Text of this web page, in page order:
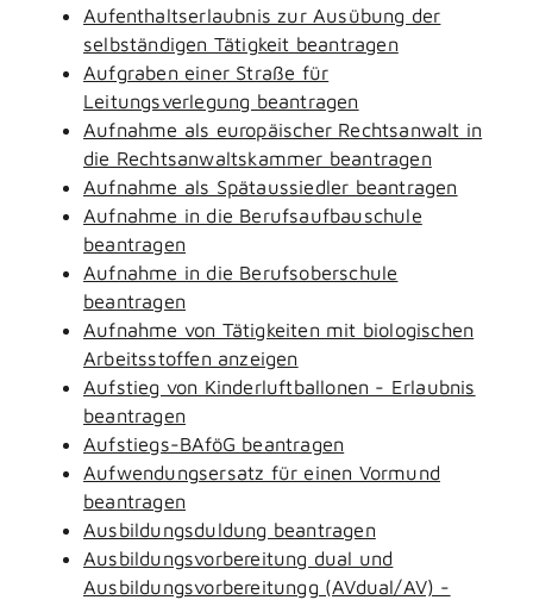
Aufenthaltserlaubnis zur Ausübung der
selbständigen Tätigkeit beantragen
Aufgraben einer Straße für
Leitungsverlegung beantragen
Aufnahme als europäischer Rechtsanwalt in
die Rechtsanwaltskammer beantragen
Aufnahme als Spätaussiedler beantragen
Aufnahme in die Berufsaufbauschule
beantragen
Aufnahme in die Berufsoberschule
beantragen
Aufnahme von Tätigkeiten mit biologischen
Arbeitsstoffen anzeigen
Aufstieg von Kinderluftballonen - Erlaubnis
beantragen
Aufstiegs-BAföG beantragen
Aufwendungsersatz für einen Vormund
beantragen
Ausbildungsduldung beantragen
Ausbildungsvorbereitung dual und
Ausbildungsvorbereitungg (AVdual/AV) -